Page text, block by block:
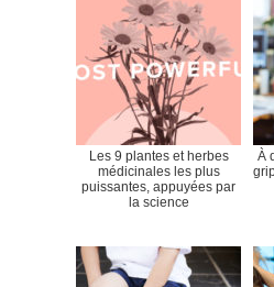
Les 9 plantes et herbes
médicinales les plus
puissantes, appuyées par
la science
À